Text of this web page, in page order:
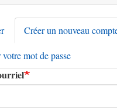
Créer un nouveau
mot de passe